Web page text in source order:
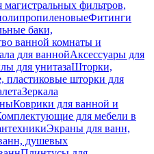
магистральных фильтров,
Фитинги
баки,
ванной комнаты и
для ваннойАксессуары для
для унитазаШторки,
пластиковые шторки для
Зеркала
Коврики для ванной и
для мебели в
Экраны для ванн,
душевых